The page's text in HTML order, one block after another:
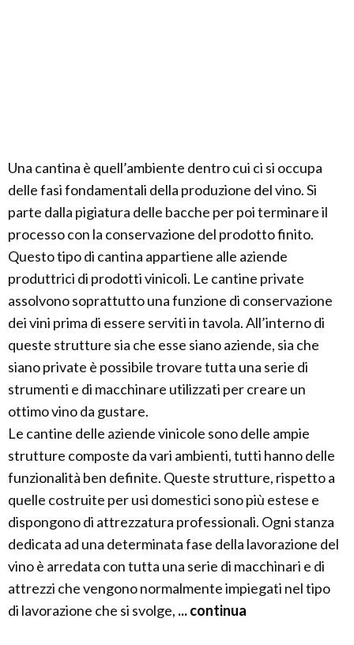
Una cantina è quell’ambiente dentro cui ci si occupa
delle fasi fondamentali della produzione del vino. Si
parte dalla pigiatura delle bacche per poi terminare il
processo con la conservazione del prodotto finito.
Questo tipo di cantina appartiene alle aziende
produttrici di prodotti vinicoli. Le cantine private
assolvono soprattutto una funzione di conservazione
dei vini prima di essere serviti in tavola. All’interno di
queste strutture sia che esse siano aziende, sia che
siano private è possibile trovare tutta una serie di
strumenti e di macchinare utilizzati per creare un
ottimo vino da gustare.
Le cantine delle aziende vinicole sono delle ampie
strutture composte da vari ambienti, tutti hanno delle
funzionalità ben definite. Queste strutture, rispetto a
quelle costruite per usi domestici sono più estese e
dispongono di attrezzatura professionali. Ogni stanza
dedicata ad una determinata fase della lavorazione del
vino è arredata con tutta una serie di macchinari e di
attrezzi che vengono normalmente impiegati nel tipo
di lavorazione che si svolge, ... continua